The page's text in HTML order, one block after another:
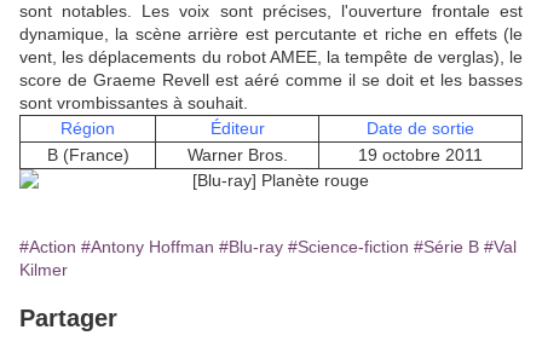
sont notables. Les voix sont précises, l'ouverture frontale est
dynamique, la scène arrière est percutante et riche en effets (le
vent, les déplacements du robot AMEE, la tempête de verglas), le
score de Graeme Revell est aéré comme il se doit et les basses
sont vrombissantes à souhait.
Région
Éditeur
Date de sortie
B (France)
Warner Bros. 19 octobre 2011
#Action #Antony Hoffman #Blu-ray #Science-fiction #Série B #Val
Kilmer
Partager